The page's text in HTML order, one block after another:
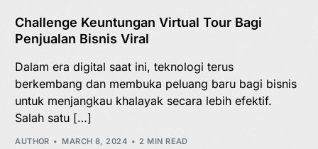
Challenge Keuntungan Virtual Tour Bagi
Penjualan Bisnis Viral
Dalam era digital saat ini, teknologi terus
berkembang dan membuka peluang baru bagi bisnis
untuk menjangkau khalayak secara lebih efektif.
Salah satu […]
AUTHOR MARCH 8, 2024 2 MIN READ